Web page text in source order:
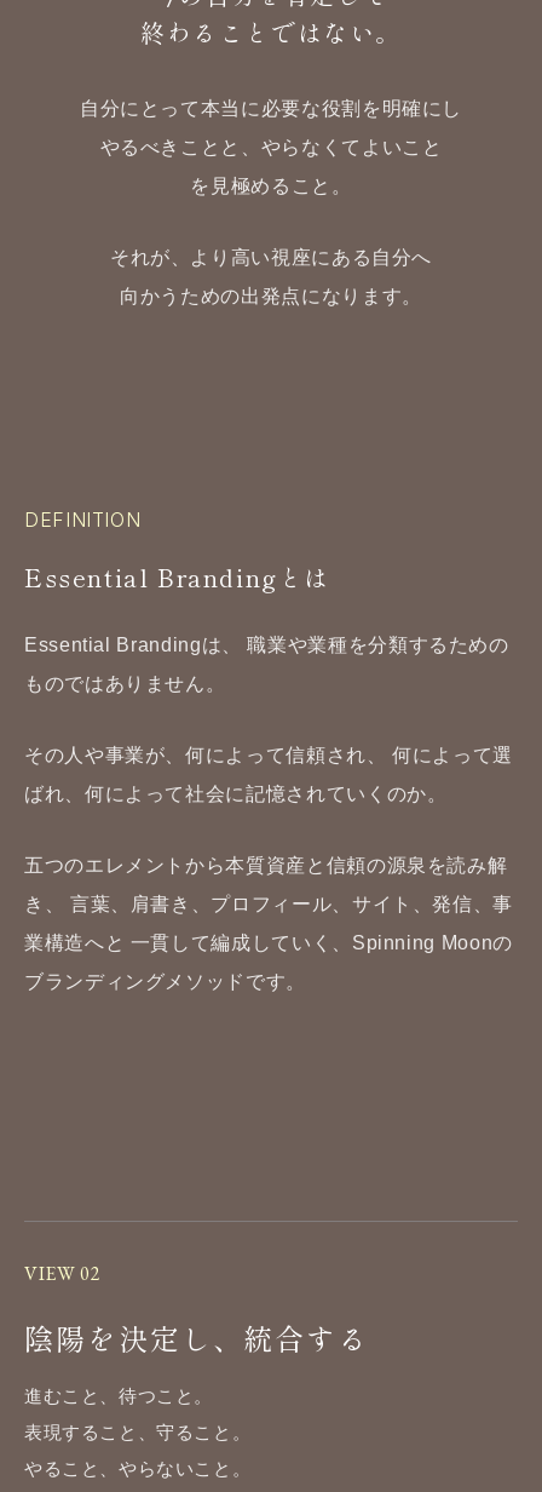
終わることではない。
自分にとって本当に必要な役割を明確にし
やるべきことと、やらなくてよいこと
を見極めること。
それが、より高い視座にある自分へ
向かうための出発点になります。
DEFINITION
Essential Brandingとは
Essential Brandingは、
職業や業種を分類するための
ものではありません。
その人や事業が、何によって信頼され、
何によって選
ばれ、何によって社会に記憶されていくのか。
五つのエレメントから本質資産と信頼の源泉を読み解
き、
言葉、肩書き、プロフィール、サイト、発信、事
業構造へと 一貫して編成していく、Spinning Moonの
ブランディングメソッドです。
VIEW 02
陰陽を決定し、統合する
進むこと、待つこと。
表現すること、守ること。
やること、やらないこと。